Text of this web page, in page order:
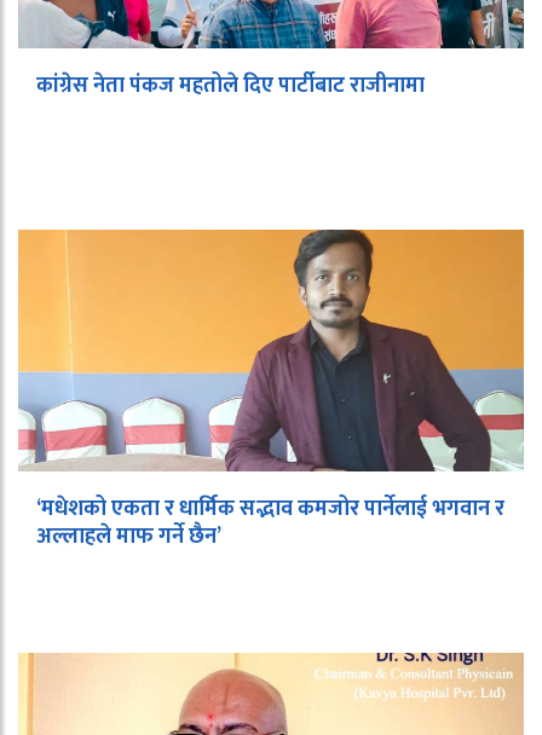
कांग्रेस नेता पंकज महतोले दिए पार्टीबाट राजीनामा
‘मधेशको एकता र धार्मिक सद्भाव कमजोर पार्नेलाई भगवान र
अल्लाहले माफ गर्ने छैन’